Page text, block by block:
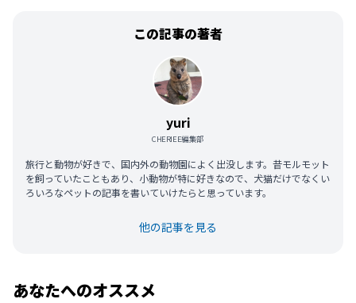
この記事の著者
yuri
CHERIEE編集部
旅行と動物が好きで、国内外の動物園によく出没します。昔モルモット
を飼っていたこともあり、小動物が特に好きなので、犬猫だけでなくい
ろいろなペットの記事を書いていけたらと思っています。
他の記事を見る
あなたへのオススメ